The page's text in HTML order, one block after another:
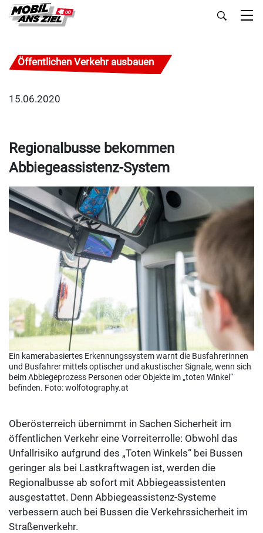
Öffentlichen Verkehr ausbauen
15.06.2020
Regionalbusse bekommen
Abbiegeassistenz-System
Ein kamerabasiertes Erkennungssystem warnt die Busfahrerinnen
und Busfahrer mittels optischer und akustischer Signale, wenn sich
beim Abbiegeprozess Personen oder Objekte im „toten Winkel“
befinden. Foto: wolfotography.at
Oberösterreich übernimmt in Sachen Sicherheit im
öffentlichen Verkehr eine Vorreiterrolle: Obwohl das
Unfallrisiko aufgrund des „Toten Winkels“ bei Bussen
geringer als bei Lastkraftwagen ist, werden die
Regionalbusse ab sofort mit Abbiegeassistenten
ausgestattet. Denn Abbiegeassistenz-Systeme
verbessern auch bei Bussen die Verkehrssicherheit im
Straßenverkehr.